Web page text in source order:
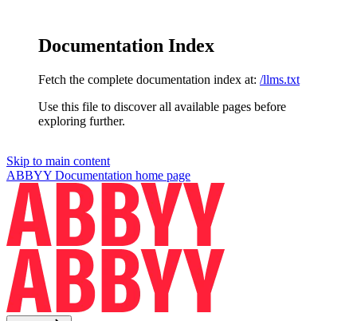
Documentation Index
Fetch the complete documentation index at: /llms.txt
Use this file to discover all available pages before
exploring further.
Skip to main content
ABBYY Documentation home page